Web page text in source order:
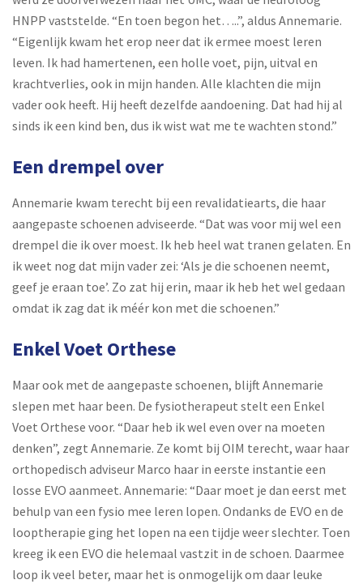
HNPP vaststelde. “En toen begon het…..”, aldus Annemarie.
“Eigenlijk kwam het erop neer dat ik ermee moest leren
leven. Ik had hamertenen, een holle voet, pijn, uitval en
krachtverlies, ook in mijn handen. Alle klachten die mijn
vader ook heeft. Hij heeft dezelfde aandoening. Dat had hij al
sinds ik een kind ben, dus ik wist wat me te wachten stond.”
Een drempel over
Annemarie kwam terecht bij een revalidatiearts, die haar
aangepaste schoenen adviseerde. “Dat was voor mij wel een
drempel die ik over moest. Ik heb heel wat tranen gelaten. En
ik weet nog dat mijn vader zei: ‘Als je die schoenen neemt,
geef je eraan toe’. Zo zat hij erin, maar ik heb het wel gedaan
omdat ik zag dat ik méér kon met die schoenen.”
Enkel Voet Orthese
Maar ook met de aangepaste schoenen, blijft Annemarie
slepen met haar been. De fysiotherapeut stelt een Enkel
Voet Orthese voor. “Daar heb ik wel even over na moeten
denken”, zegt Annemarie. Ze komt bij OIM terecht, waar haar
orthopedisch adviseur Marco haar in eerste instantie een
losse EVO aanmeet. Annemarie: “Daar moet je dan eerst met
behulp van een fysio mee leren lopen. Ondanks de EVO en de
looptherapie ging het lopen na een tijdje weer slechter. Toen
kreeg ik een EVO die helemaal vastzit in de schoen. Daarmee
loop ik veel beter, maar het is onmogelijk om daar leuke